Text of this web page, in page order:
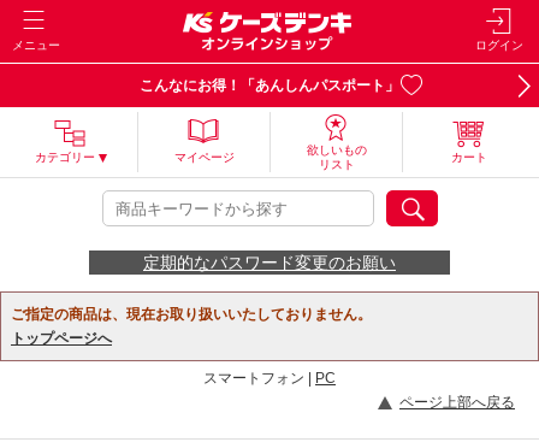
メニュー ログイン
こんなにお得！「あんしんパスポート」
カテゴリー マイページ
欲しいもの
リスト
カート
定期的なパスワード変更のお願い
ご指定の商品は、現在お取り扱いいたしておりません。
トップページへ
スマートフォン |
PC
ページ上部へ戻る